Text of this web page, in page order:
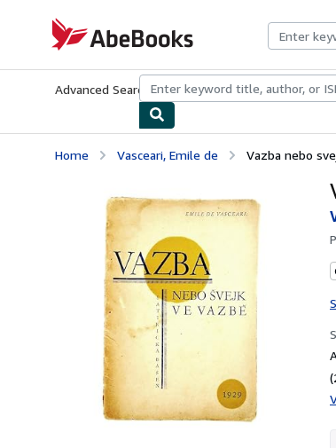
AbeBooks.com
Advanced Search Browse CollectionsRare Books
Home Vasceari, Emile de Vazba nebo